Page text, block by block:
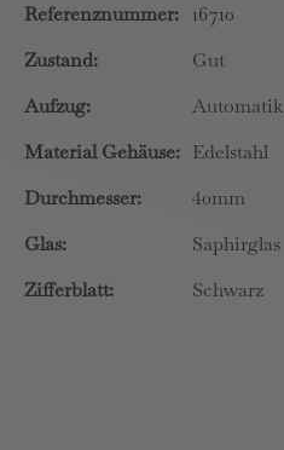
Referenznummer: 16710
Zustand:
Gut
Aufzug:
Automatik
Material Gehäuse: Edelstahl
Durchmesser:
40mm
Glas:
Saphirglas
Zifferblatt:
Schwarz